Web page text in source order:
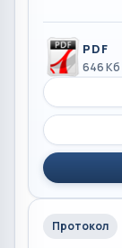
PDF
646 Кб
Протокол